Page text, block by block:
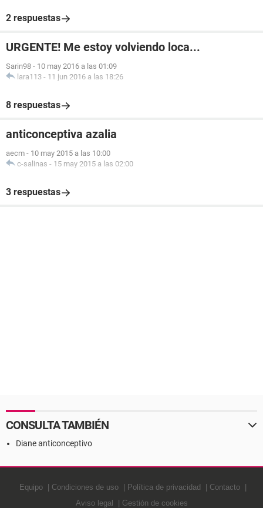
2 respuestas
URGENTE! Me estoy volviendo loca...
Sarin98 - 10 may 2016 a las 01:09
lara113 - 11 jun 2016 a las 18:26
8 respuestas
anticonceptiva azalia
aecm - 10 may 2015 a las 10:00
c-salinas - 15 may 2015 a las 02:00
3 respuestas
CONSULTA TAMBIÉN
Diane anticonceptivo
Equipo Condiciones de uso Política de privacidad
Contacto
Aviso legal
Gestión de cookies